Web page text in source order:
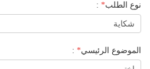
نوع الطلب*
:
الموضوع الرئيسي*
: